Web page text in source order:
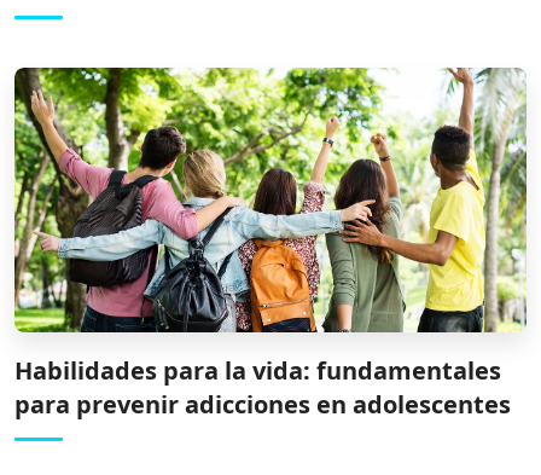
Habilidades para la vida: fundamentales
para prevenir adicciones en adolescentes